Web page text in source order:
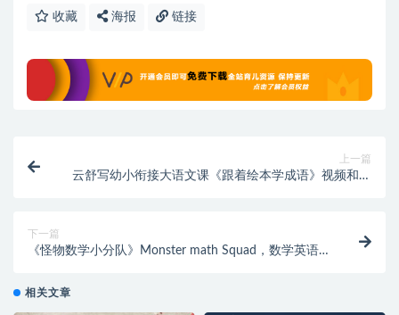
收藏 海报 链接
上一篇
云舒写幼小衔接大语文课《跟着绘本学成语》视频和配
下一篇
《怪物数学小分队》Monster math Squad，数学英语
相关文章